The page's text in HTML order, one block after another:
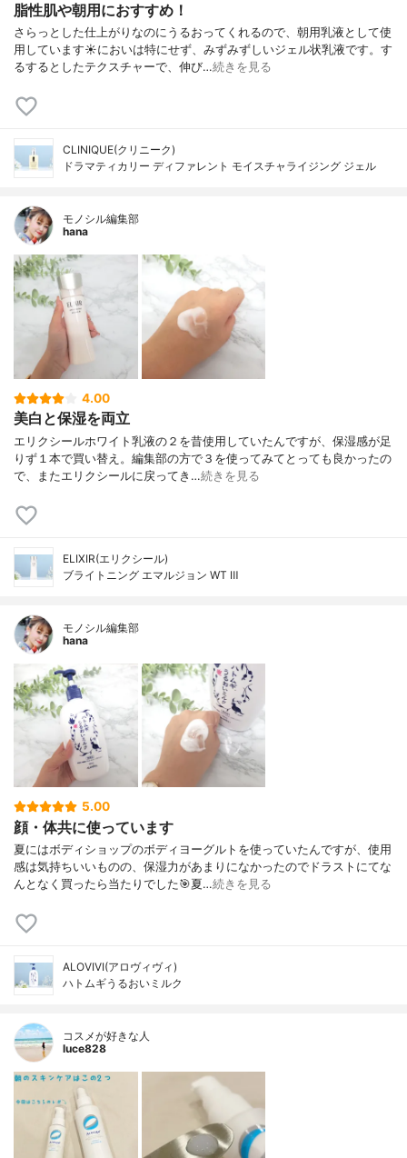
脂性肌や朝用におすすめ！
さらっとした仕上がりなのにうるおってくれるので、朝用乳液として使
用しています☀においは特にせず、みずみずしいジェル状乳液です。す
るするとしたテクスチャーで、伸び…続きを見る
CLINIQUE(クリニーク)
ドラマティカリー ディファレント モイスチャライジング ジェル
モノシル編集部
hana
4.00
美白と保湿を両立
エリクシールホワイト乳液の２を昔使用していたんですが、保湿感が足
りず１本で買い替え。編集部の方で３を使ってみてとっても良かったの
で、またエリクシールに戻ってき…続きを見る
ELIXIR(エリクシール)
ブライトニング エマルジョン WT Ⅲ
モノシル編集部
hana
5.00
顔・体共に使っています
夏にはボディショップのボディヨーグルトを使っていたんですが、使用
感は気持ちいいものの、保湿力があまりになかったのでドラストにてな
んとなく買ったら当たりでした🎯夏…続きを見る
ALOVIVI(アロヴィヴィ)
ハトムギうるおいミルク
コスメが好きな人
luce828